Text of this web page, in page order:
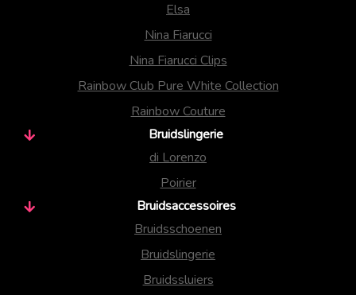
Elsa
Nina Fiarucci
Nina Fiarucci Clips
Rainbow Club Pure White Collection
Rainbow Couture
Bruidslingerie
di Lorenzo
Poirier
Bruidsaccessoires
Bruidsschoenen
Bruidslingerie
Bruidssluiers